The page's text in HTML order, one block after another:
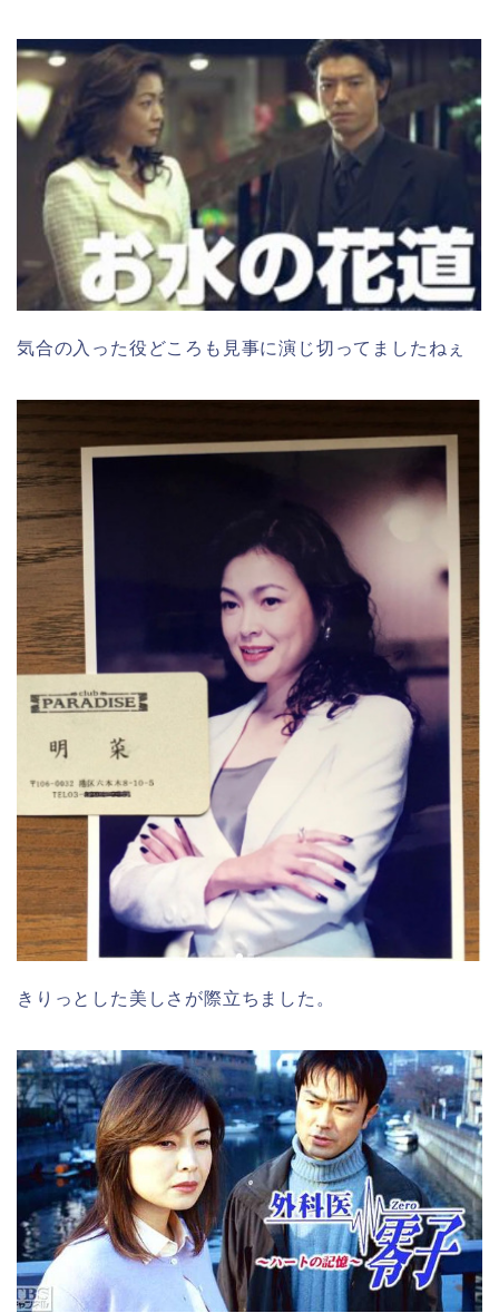
気合の入った役どころも見事に演じ切ってましたねぇ
きりっとした美しさが際立ちました。